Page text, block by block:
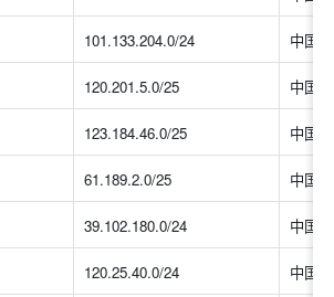
101.133.204.0/24 中国
120.201.5.0/25 中国
123.184.46.0/25 中国
61.189.2.0/25 中国
39.102.180.0/24 中国
120.25.40.0/24 中国